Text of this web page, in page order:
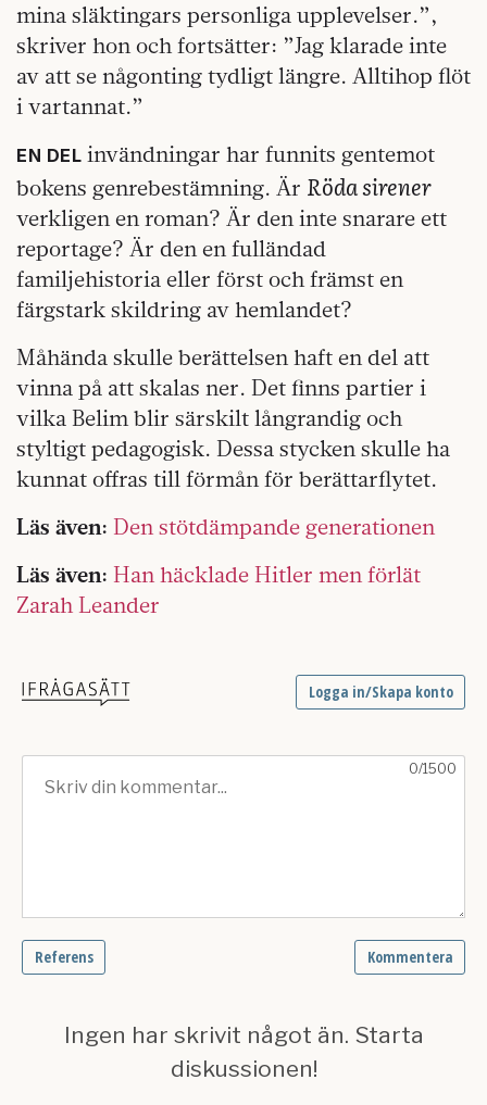
mina släktingars personliga upplevelser.”,
skriver hon och fortsätter: ”Jag klarade inte
av att se någonting tydligt längre. Alltihop flöt
i vartannat.”
EN DEL invändningar har funnits gentemot
bokens genrebestämning. Är Röda sirener
verkligen en roman? Är den inte snarare ett
reportage? Är den en fulländad
familjehistoria eller först och främst en
färgstark skildring av hemlandet?
Måhända skulle berättelsen haft en del att
vinna på att skalas ner. Det finns partier i
vilka Belim blir särskilt långrandig och
styltigt pedagogisk. Dessa stycken skulle ha
kunnat offras till förmån för berättarflytet.
Läs även: Den stötdämpande generationen
Läs även: Han häcklade Hitler men förlät
Zarah Leander